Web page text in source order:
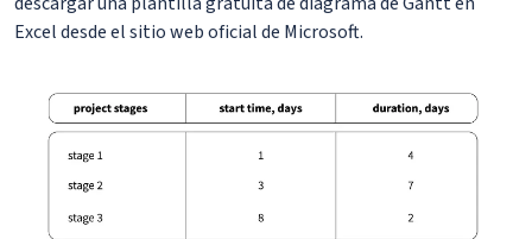
Excel desde el sitio web oficial de Microsoft.